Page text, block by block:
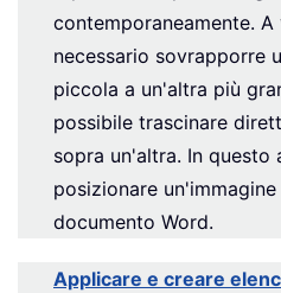
contemporaneamente.
necessario sovrapporre
piccola a un'altra più
possibile trascinare
sopra un'altra. In
posizionare
documento Word.
Applicare e creare